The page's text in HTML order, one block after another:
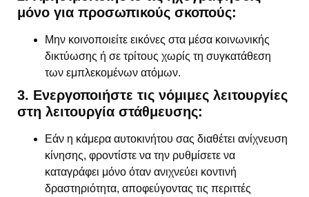
μόνο για προσωπικούς σκοπούς:
Μην κοινοποιείτε εικόνες στα μέσα κοινωνικής
δικτύωσης ή σε τρίτους χωρίς τη συγκατάθεση
των εμπλεκομένων ατόμων.
3. Ενεργοποιήστε τις νόμιμες λειτουργίες
στη λειτουργία στάθμευσης:
Εάν η κάμερα αυτοκινήτου σας διαθέτει ανίχνευση
κίνησης, φροντίστε να την ρυθμίσετε να
καταγράφει μόνο όταν ανιχνεύει κοντινή
δραστηριότητα, αποφεύγοντας τις περιττές